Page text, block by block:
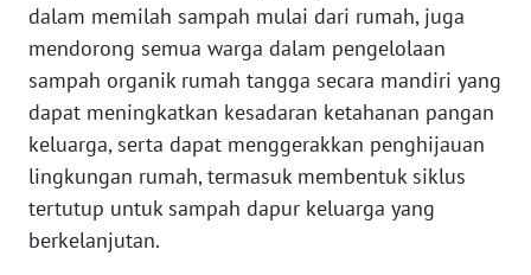
dalam memilah sampah mulai dari rumah, juga
mendorong semua warga dalam pengelolaan
sampah organik rumah tangga secara mandiri yang
dapat meningkatkan kesadaran ketahanan pangan
keluarga, serta dapat menggerakkan penghijauan
lingkungan rumah, termasuk membentuk siklus
tertutup untuk sampah dapur keluarga yang
berkelanjutan.
JAMBI
WN
WN
NTB
WN